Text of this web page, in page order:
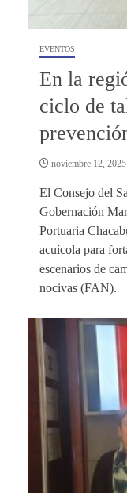
EVENTOS
En la
ciclo de
noviembre 12, 2025
El Consejo del
Gobernación
Portuaria
acuícola para
escenarios de
nocivas (FAN).